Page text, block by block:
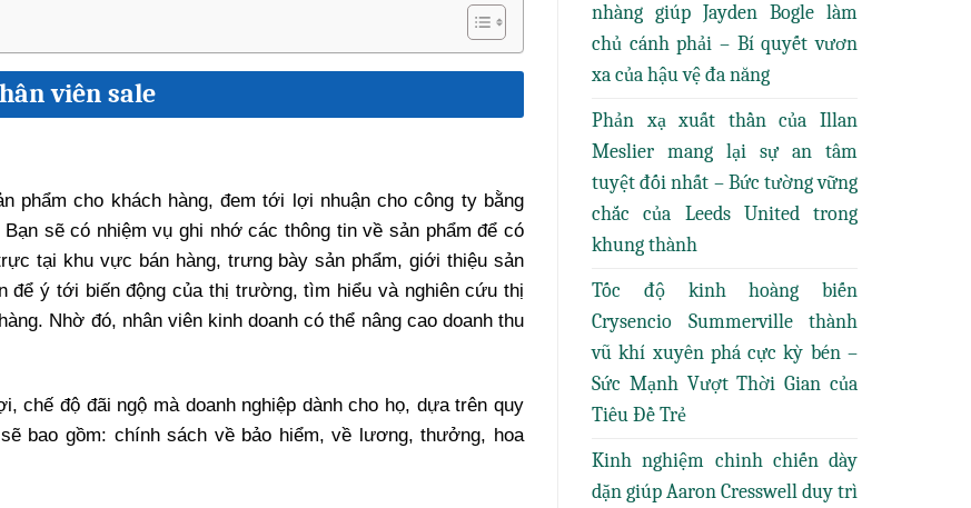
viên sale
phẩm cho khách hàng, đem tới lợi nhuận cho công ty bằng
sẽ có nhiệm vụ ghi nhớ các thông tin về sản phẩm để có
tại khu vực bán hàng, trưng bày sản phẩm, giới thiệu sản
để ý tới biến động của thị trường, tìm hiểu và nghiên cứu thị
Nhờ đó, nhân viên kinh doanh có thể nâng cao doanh thu
chế độ đãi ngộ mà doanh nghiệp dành cho họ, dựa trên quy
bao gồm: chính sách về bảo hiểm, về lương, thưởng, hoa
nhàng giúp Jayden Bogle làm
chủ cánh phải – Bí quyết vươn
xa của hậu vệ đa năng
Phản xạ xuất thần của Illan
Meslier mang lại sự an tâm
tuyệt đối nhất – Bức tường vững
chắc của Leeds United trong
khung thành
Tốc độ kinh hoàng biến
Crysencio Summerville thành
vũ khí xuyên phá cực kỳ bén –
Sức Mạnh Vượt Thời Gian của
Tiêu Đề Trẻ
Kinh nghiệm chinh chiến dày
dặn giúp Aaron Cresswell duy trì